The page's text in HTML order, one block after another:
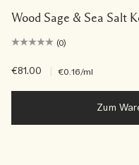
Wood Sage & Sea Salt
(0)
€81.00 €0.16/ml
Zum